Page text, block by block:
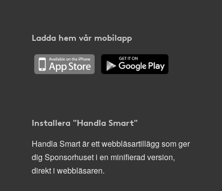
Ladda hem vår mobilapp
Installera "Handla Smart"
Handla Smart är ett webbläsartillägg som ger
dig Sponsorhuset i en minifierad version,
direkt i webbläsaren.